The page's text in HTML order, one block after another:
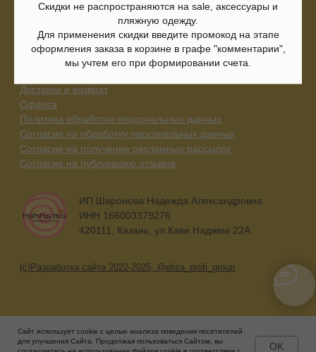
Скидки не распространяются на sale, аксессуары и
пляжную одежду.
Для применения скидки введите промокод на этапе
оформления заказа в корзине в графе "комментарии",
мы учтем его при формировании счета.
Сайт использует cookie с целью анализа поведения посетителей
для улучшения Сайта. Продолжая пользоваться Сайтом, вы
OK
(c)Разработка сайта 2022-2025, @eliza_profi_group